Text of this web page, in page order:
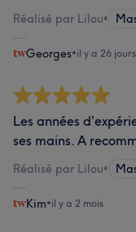
Réalisé par Lilou•
Georges•il y a 26 jours
Les années
ses mains. A
Réalisé par Lilou•
Kim•il y a 2 mois